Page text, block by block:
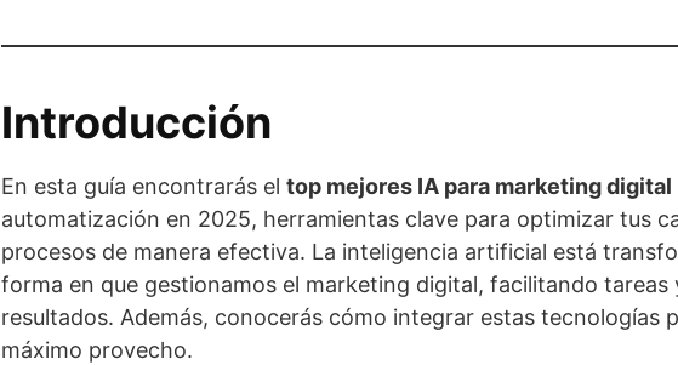
Introducción
En esta guía encontrarás el top mejores IA para marketing digital
automatización en 2025, herramientas clave para optimizar tus
procesos de manera efectiva. La inteligencia artificial está
forma en que gestionamos el marketing digital, facilitando tareas
resultados. Además, conocerás cómo integrar estas tecnologías
máximo provecho.